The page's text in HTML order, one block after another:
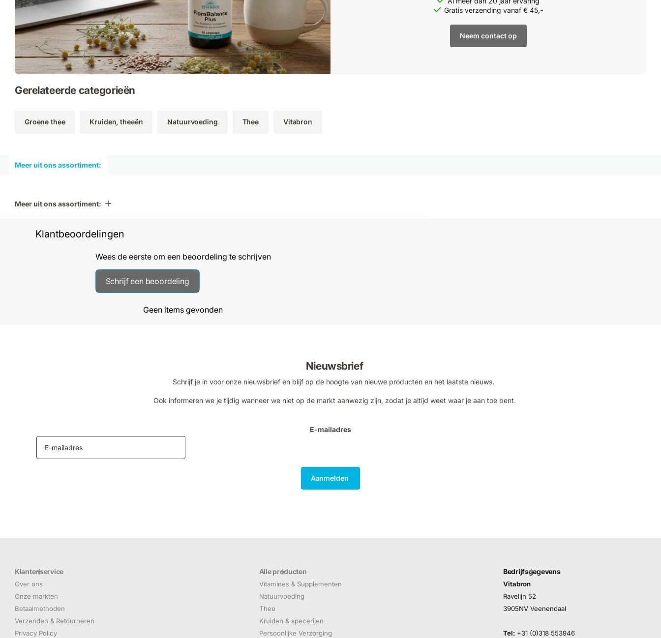
Gratis verzending vanaf € 45,-
Neem contact op
Gerelateerde categorieën
Groene thee Kruiden, theeën Natuurvoeding Thee Vitabron
Meer uit ons assortiment:
Meer uit ons assortiment:
Klantbeoordelingen
Wees de eerste om een beoordeling te schrijven
Schrijf een beoordeling
Geen items gevonden
Nieuwsbrief
Schrijf je in voor onze nieuwsbrief en blijf op de hoogte van nieuwe producten en het laatste nieuws.
Ook informeren we je tijdig wanneer we niet op de markt aanwezig zijn, zodat je altijd weet waar je aan toe bent.
E-mailadres
Aanmelden
Klantenservice
Over ons
Onze markten
Betaalmethoden
Verzenden & Retourneren
Privacy Policy
Alle producten
Vitamines & Supplementen
Natuurvoeding
Thee
Kruiden & specerijen
Persoonlijke Verzorging
Bedrijfsgegevens
Vitabron
Ravelijn 52
3905NV Veenendaal
Tel: +31 (0)318 553946